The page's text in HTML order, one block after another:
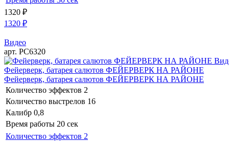
1320 ₽
1320 ₽
Видео
арт. РС6320
Фейерверк, батарея салютов ФЕЙЕРВЕРК НА РАЙОНЕ
Фейерверк, батарея салютов ФЕЙЕРВЕРК НА РАЙОНЕ
Количество эффектов 2
Количество выстрелов 16
Калибр 0,8
Время работы 20 сек
Количество эффектов 2